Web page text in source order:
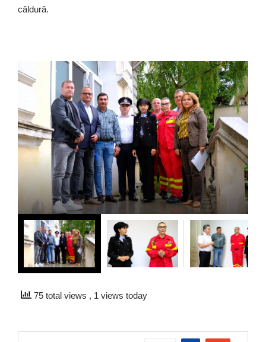
căldură.
75 total views , 1 views today